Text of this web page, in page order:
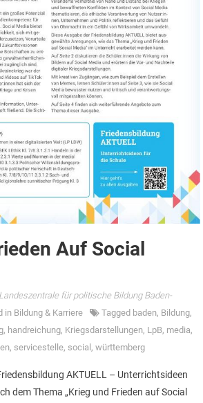
Auf Social
für politische Bildung Baden-
in Bildung & Karriere Tagged baden, Bildung,
, handreichung, Kriegsdarstellungen, LpB, media,
, servicestelle, social ,württemberg
AKTUELL – Unterrichtsideen
dem Thema „Krieg und Frieden auf Social